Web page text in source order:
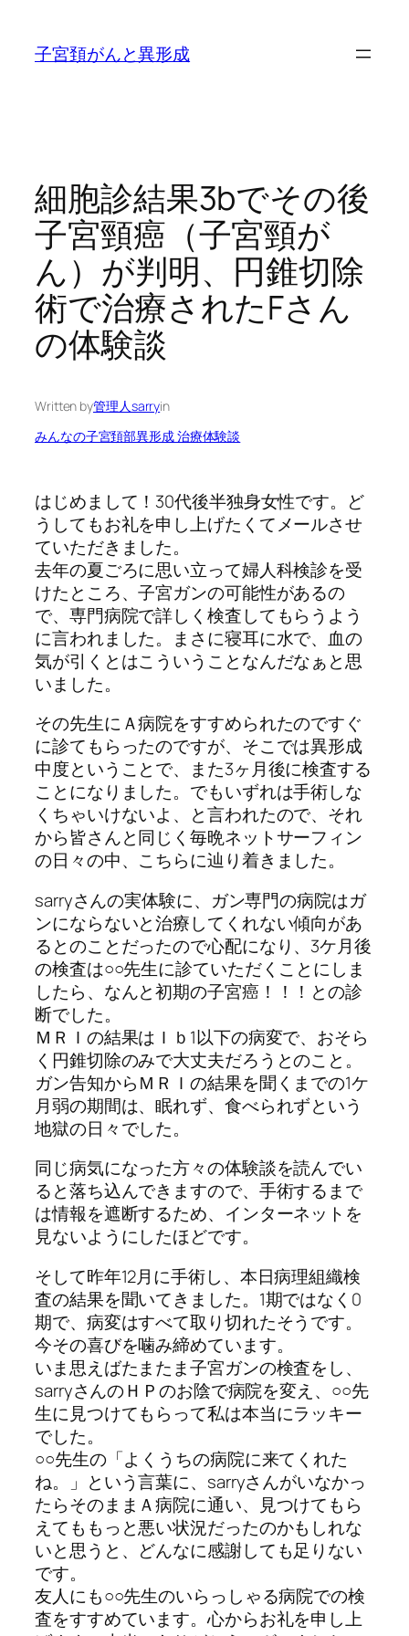
子宮頚がんと異形成
細胞診結果3bでその後
子宮頸癌（子宮頸が
ん）が判明、円錐切除
術で治療されたFさん
の体験談
Written by管理人sarryin
みんなの子宮頚部異形成 治療体験談
はじめまして！30代後半独身女性です。ど
うしてもお礼を申し上げたくてメールさせ
ていただきました。
去年の夏ごろに思い立って婦人科検診を受
けたところ、子宮ガンの可能性があるの
で、専門病院で詳しく検査してもらうよう
に言われました。まさに寝耳に水で、血の
気が引くとはこういうことなんだなぁと思
いました。
その先生にＡ病院をすすめられたのですぐ
に診てもらったのですが、そこでは異形成
中度ということで、また3ヶ月後に検査する
ことになりました。でもいずれは手術しな
くちゃいけないよ、と言われたので、それ
から皆さんと同じく毎晩ネットサーフィン
の日々の中、こちらに辿り着きました。
sarryさんの実体験に、ガン専門の病院はガ
ンにならないと治療してくれない傾向があ
るとのことだったので心配になり、3ケ月後
の検査は○○先生に診ていただくことにしま
したら、なんと初期の子宮癌！！！との診
断でした。
ＭＲＩの結果はＩｂ1以下の病変で、おそら
く円錐切除のみで大丈夫だろうとのこと。
ガン告知からＭＲＩの結果を聞くまでの1ケ
月弱の期間は、眠れず、食べられずという
地獄の日々でした。
同じ病気になった方々の体験談を読んでい
ると落ち込んできますので、手術するまで
は情報を遮断するため、インターネットを
見ないようにしたほどです。
そして昨年12月に手術し、本日病理組織検
査の結果を聞いてきました。1期ではなく0
期で、病変はすべて取り切れたそうです。
今その喜びを噛み締めています。
いま思えばたまたま子宮ガンの検査をし、
sarryさんのＨＰのお陰で病院を変え、○○先
生に見つけてもらって私は本当にラッキー
でした。
○○先生の「よくうちの病院に来てくれた
ね。」という言葉に、sarryさんがいなかっ
たらそのままＡ病院に通い、見つけてもら
えてももっと悪い状況だったのかもしれな
いと思うと、どんなに感謝しても足りない
です。
友人にも○○先生のいらっしゃる病院での検
査をすすめています。心からお礼を申し上